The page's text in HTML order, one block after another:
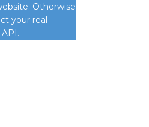
Otherwise
your real